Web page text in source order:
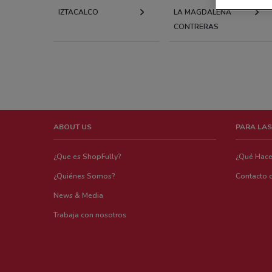
IZTACALCO
LA MAGDALENA
CONTRERAS
ABOUT US
¿Que es ShopFully?
¿Quiénes Somos?
News & Media
Trabaja con nosotros
PARA
¿Qué
Contacto